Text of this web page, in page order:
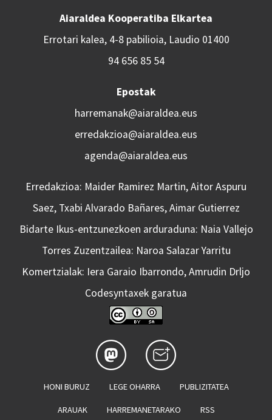
Aiaraldea Kooperatiba Elkartea
Errotari kalea, 4-8 pabilioia, Laudio 01400
94 656 85 54
Epostak
harremanak@aiaraldea.eus
erredakzioa@aiaraldea.eus
agenda@aiaraldea.eus
Erredakzioa: Maider Ramirez Martin, Aitor Aspuru
Saez, Txabi Alvarado Bañares, Aimar Gutierrez
Bidarte Ikus-entzunezkoen arduraduna: Naia Vallejo
Torres Zuzentzailea: Naroa Salazar Yarritu
Komertzialak: Iera Garaio Ibarrondo, Amrudin Drljo
Codesyntaxek garatua
HONI BURUZ LEGE OHARRA PUBLIZITATEA
ARAUAK HARREMANETARAKO RSS